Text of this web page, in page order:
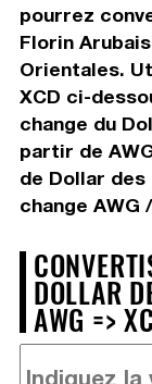
pourrez
Florin
Orientales.
XCD ci-
change du
partir de
de Dollar
change AWG
DOLLAR
AWG =>